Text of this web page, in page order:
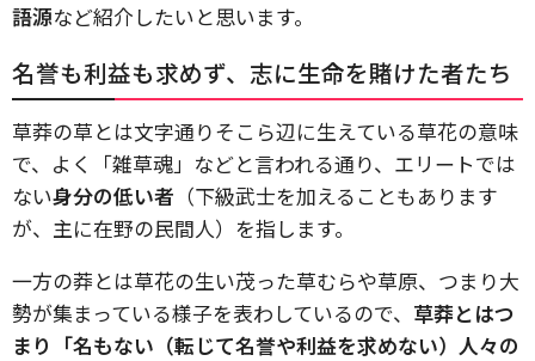
語源など紹介したいと思います。
名誉も利益も求めず、志に生命を賭けた者たち
草莽の草とは文字通りそこら辺に生えている草花の意味
で、よく「雑草魂」などと言われる通り、エリートでは
ない身分の低い者 （下級武士を加えることもあります
が、主に在野の民間人）を指します。
一方の莽とは草花の生い茂った草むらや草原、つまり大
勢が集まっている様子を表わしているので、 草莽とはつ
まり「名もない（転じて名誉や利益を求めない）人々の